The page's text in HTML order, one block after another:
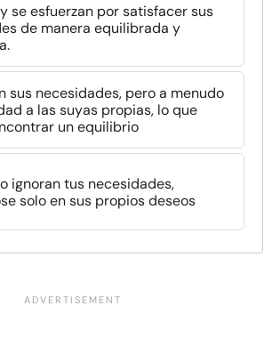
se esfuerzan por satisfacer sus
de manera equilibrada y
sus necesidades, pero a menudo
a las suyas propias, lo que
un equilibrio
ignoran tus necesidades,
solo en sus propios deseos